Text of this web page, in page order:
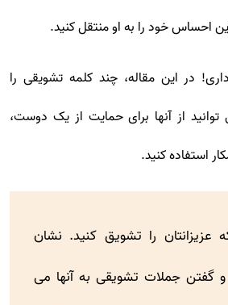
احساس خود را به او منتقل کنید.
در این مقاله، چند کلمه تشویقی را
از آنها برای حمایت از یک دوست،
استفاده کنید.
را تشویق کنید. نشان
گفتن جملات تشویقی به آنها می